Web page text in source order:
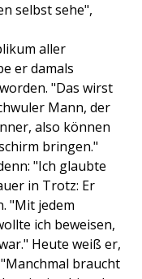
selbst sehe",
aller
er damals
"Das wirst
Mann, der
also können
bringen."
"Ich glaubte
in Trotz: Er
"Mit jedem
ich beweisen,
Heute weiß er,
braucht